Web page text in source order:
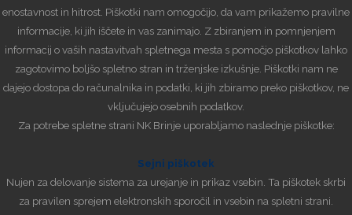
enostavnost in hitrost. Piškotki nam omogočijo, da vam prikažemo pravilne
informacije, ki jih iščete in vas zanimajo. Z zbiranjem in pomnjenjem
informacij o vaših nastavitvah spletnega mesta s pomočjo piškotkov lahko
zagotovimo boljšo spletno stran in trženjske izkušnje. Piškotki nam ne
dajejo dostopa do računalnika in podatki, ki jih zbiramo preko piškotkov, ne
vključujejo osebnih podatkov.
Za potrebe spletne strani NK Brinje uporabljamo naslednje piškotke:
Sejni piškotek
Nujen za delovanje sistema za urejanje in prikaz vsebin. Ta piškotek skrbi
za pravilen sprejem elektronskih sporočil in vsebin na spletni strani.